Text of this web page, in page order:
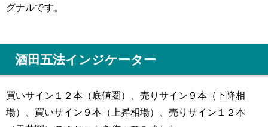
グナルです。
酒田五法インジケーター
買いサイン１２本（底値圏）、売りサイン９本（下降相
場）、買いサイン９本（上昇相場）、売りサイン１２本